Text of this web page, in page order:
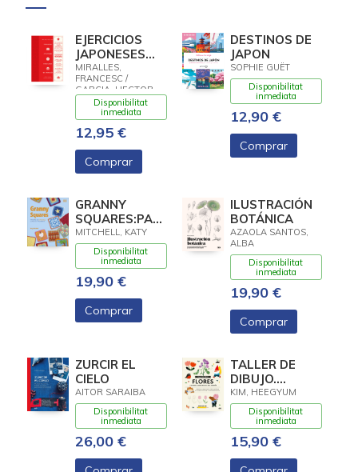
EJERCICIOS
JAPONESES
PARA VIVIR EN
ARMONÍA.MÁS
ALLÁ DEL
IKIGAI
MIRALLES,
FRANCESC /
GARCIA, HECTOR
Disponibilitat
inmediata
12,95 €
Comprar
DESTINOS DE
JAPON
SOPHIE GUËT
Disponibilitat
inmediata
12,90 €
Comprar
GRANNY
SQUARES:PATRONES
GANCHILLO
CLASICOS Y
MODERNOS
MITCHELL, KATY
Disponibilitat
inmediata
19,90 €
Comprar
ILUSTRACIÓN
BOTÁNICA
AZAOLA SANTOS,
ALBA
Disponibilitat
inmediata
19,90 €
Comprar
ZURCIR EL
CIELO
AITOR SARAIBA
Disponibilitat
inmediata
26,00 €
TALLER DE
DIBUJO.
FLORES
KIM, HEEGYUM
Disponibilitat
inmediata
15,90 €